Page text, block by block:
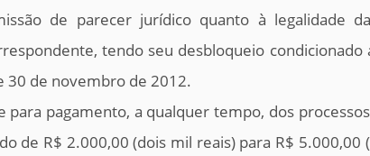
de parecer jurídico quanto à legalidade
tendo seu desbloqueio condicionado
30 de novembro de 2012.
pagamento, a qualquer tempo, dos
de R$ 2.000,00 (dois mil reais) para R$ 5.000,00